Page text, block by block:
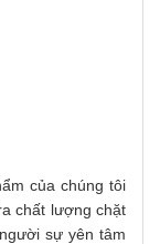
của chúng tôi
chất lượng chặt
sự yên tâm